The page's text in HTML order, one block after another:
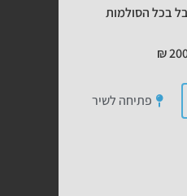
בכל הסולמות
₪
פתיחה לשיר